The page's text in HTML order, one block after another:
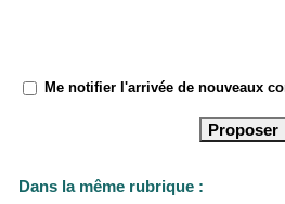
Me notifier l'arrivée de nouveaux
Dans la même rubrique :